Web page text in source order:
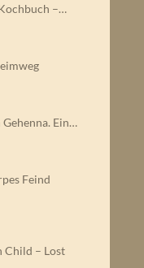
–…
Ein…
Feind
Child – Lost